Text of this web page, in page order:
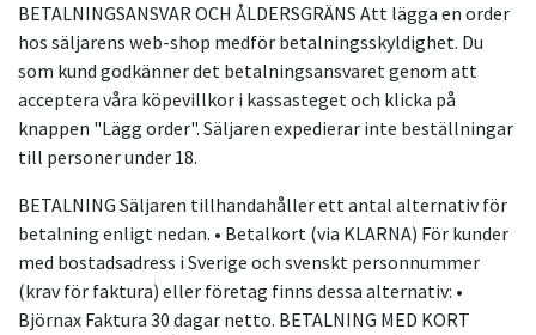
BETALNINGSANSVAR OCH ÅLDERSGRÄNS Att lägga en order
hos säljarens web-shop medför betalningsskyldighet. Du
som kund godkänner det betalningsansvaret genom att
acceptera våra köpevillkor i kassasteget och klicka på
knappen "Lägg order". Säljaren expedierar inte beställningar
till personer under 18.
BETALNING Säljaren tillhandahåller ett antal alternativ för
betalning enligt nedan. • Betalkort (via KLARNA) För kunder
med bostadsadress i Sverige och svenskt personnummer
(krav för faktura) eller företag finns dessa alternativ: •
Björnax Faktura 30 dagar netto. BETALNING MED KORT